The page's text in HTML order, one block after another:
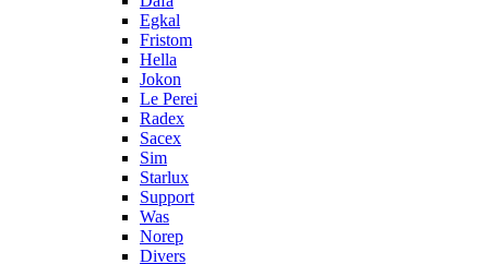
Egkal
Fristom
Hella
Jokon
Le Perei
Radex
Sacex
Sim
Starlux
Support
Was
Norep
Divers